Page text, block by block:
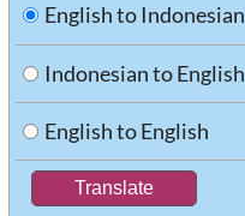
English to Indonesian
Indonesian to English
English to English